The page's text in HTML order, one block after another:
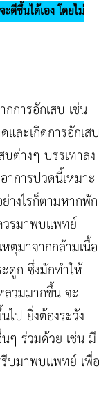
ดีขึ้นได้เอง โดยไม่
การอักเสบ เช่น
ละเกิดการอักเสบ
ต่างๆ บรรเทาลง
การปวดนี้เหมาะ
งไรก็ตามหากพัก
รมาพบแพทย์
ตุมาจากกล้ามเนื้อ
ดูก ซึ่งมักทำให้
ลวมมากขึ้น จะ
ไป ยิ่งต้องระวัง
ๆ ร่วมด้วย เช่น มี
บมาพบแพทย์ เพื่อ